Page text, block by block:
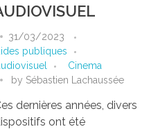
31/03/2023
publiques
Cinema
by Sébastien Lachaussée
dernières années, divers
ont été